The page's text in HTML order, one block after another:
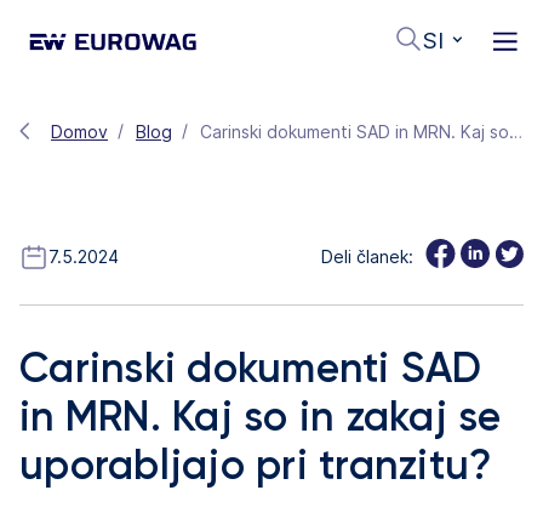
SI
Domov Blog Carinski dokumenti SAD in MRN. Kaj so in zakaj se uporabljajo pri tranzitu?
7.5.2024 Deli članek:
Carinski dokumenti SAD
in MRN. Kaj so in zakaj se
uporabljajo pri tranzitu?